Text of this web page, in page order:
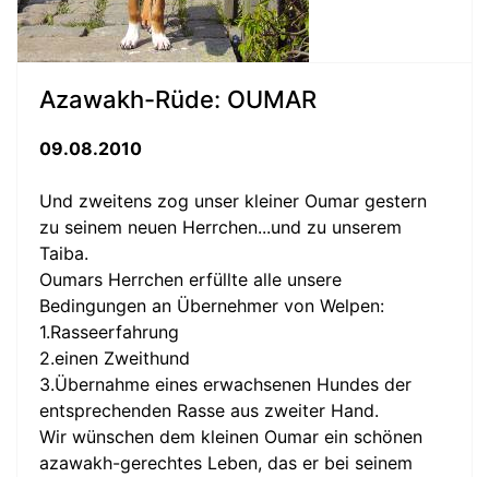
Azawakh-Rüde: OUMAR
09.08.2010
Und zweitens zog unser kleiner Oumar gestern
zu seinem neuen Herrchen...und zu unserem
Taiba.
Oumars Herrchen erfüllte alle unsere
Bedingungen an Übernehmer von Welpen:
1.Rasseerfahrung
2.einen Zweithund
3.Übernahme eines erwachsenen Hundes der
entsprechenden Rasse aus zweiter Hand.
Wir wünschen dem kleinen Oumar ein schönen
azawakh-gerechtes Leben, das er bei seinem